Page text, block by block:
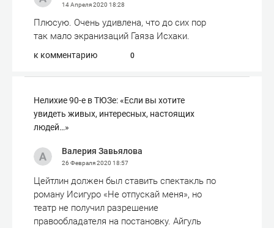
14 Апреля 2020 18:28
Плюсую. Очень удивлена, что до сих пор
так мало экранизаций Гаяза Исхаки.
к комментарию 0
Нелихие 90-е в ТЮЗе: «Если вы хотите
увидеть живых, интересных, настоящих
людей…»
Валерия Завьялова
26 Февраля 2020 18:57
Цейтлин должен был ставить спектакль по
роману Исигуро «Не отпускай меня», но
театр не получил разрешение
правообладателя на постановку. Айгуль